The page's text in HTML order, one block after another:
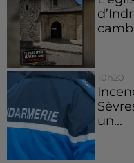
10h20
un...